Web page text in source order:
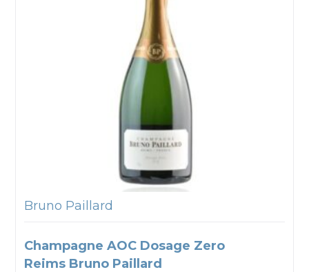
Bruno Paillard
Champagne AOC Dosage Zero
Reims Bruno Paillard